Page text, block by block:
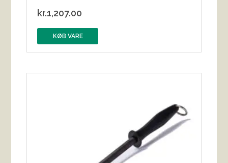
kr.1,207.00
KØB VARE